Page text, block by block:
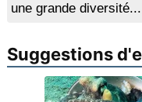
une grande diversité...
Suggestions